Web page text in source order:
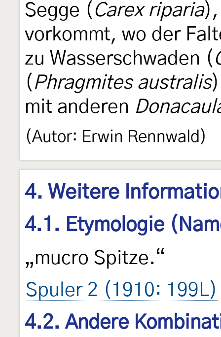
Segge ( Carex riparia),
vorkommt, wo der
zu Wasserschwaden (
( Phragmites australis
mit anderen
(Autor: Erwin Rennwald)
4. Weitere
4.1. Etymologie
„mucro Spitze.“
Spuler 2 (1910: 199L)
4.2. Andere